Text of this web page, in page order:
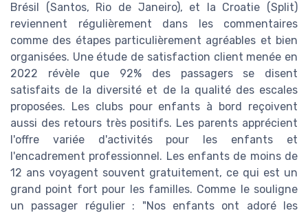
Brésil (Santos, Rio de Janeiro), et la Croatie (Split)
reviennent régulièrement dans les commentaires
comme des étapes particulièrement agréables et bien
organisées. Une étude de satisfaction client menée en
2022 révèle que 92% des passagers se disent
satisfaits de la diversité et de la qualité des escales
proposées. Les clubs pour enfants à bord reçoivent
aussi des retours très positifs. Les parents apprécient
l'offre variée d'activités pour les enfants et
l'encadrement professionnel. Les enfants de moins de
12 ans voyagent souvent gratuitement, ce qui est un
grand point fort pour les familles. Comme le souligne
un passager régulier : "Nos enfants ont adoré les